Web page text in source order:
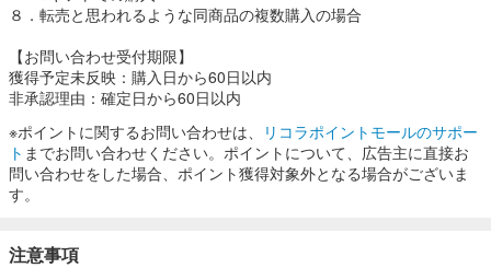
８．転売と思われるような同商品の複数購入の場合
【お問い合わせ受付期限】
獲得予定未反映：購入日から60日以内
非承認理由：確定日から60日以内
※ポイントに関するお問い合わせは、
リコラポイントモールのサポー
ト までお問い合わせください。ポイントについて、広告主に直接お
問い合わせをした場合、ポイント獲得対象外となる場合がございま
す。
注意事項